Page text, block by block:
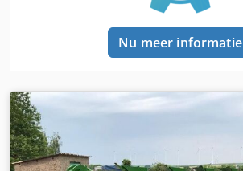
Nu meer informatie